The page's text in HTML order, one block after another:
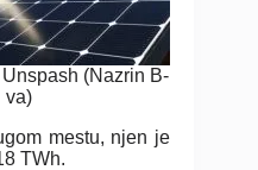
(Nazrin B-
va)
mestu, njen je
TWh.